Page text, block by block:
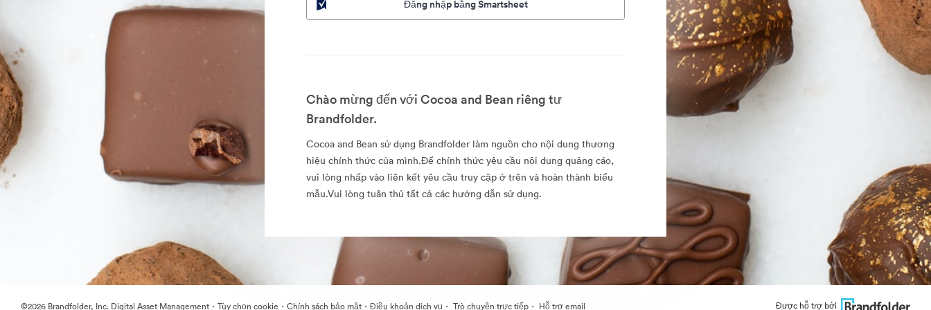
Đăng nhập bằng Smartsheet
Chào mừng đến với Cocoa and Bean riêng tư
Brandfolder.
Cocoa and Bean sử dụng Brandfolder làm nguồn cho nội dung thương
hiệu chính thức của mình.Để chính thức yêu cầu nội dung quảng cáo,
vui lòng nhấp vào liên kết yêu cầu truy cập ở trên và hoàn thành biểu
mẫu.Vui lòng tuân thủ tất cả các hướng dẫn sử dụng.
©2026 Brandfolder, Inc. Digital Asset Management · Tùy chọn cookie · Chính sách bảo mật · Điều khoản dịch vụ · Trò chuyện trực tiếp · Hỗ trợ email Được hỗ trợ bởi